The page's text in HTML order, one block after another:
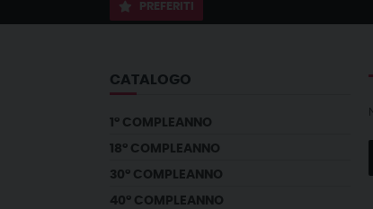
PREFERITI
CATALOGO
1° COMPLEANNO
18° COMPLEANNO
30° COMPLEANNO
40° COMPLEANNO